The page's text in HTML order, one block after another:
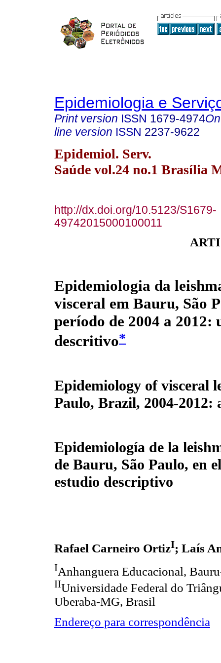
Epidemiologia e
Print version ISSN 1679-4974
line version ISSN 2237-9622
Epidemiol. Serv.
Saúde vol.24 no.1 Brasília
http://dx.doi.org/10.5123/S1679-
49742015000100011
Epidemiologia da
visceral em Bauru, São
período de 2004 a 2012:
descritivo*
Epidemiology of visceral
Paulo, Brazil, 2004-2012:
Epidemiología de la
de Bauru, São Paulo, en
estudio descriptivo
Rafael Carneiro OrtizI; Laís
IAnhanguera Educacional,
IIUniversidade Federal do
Uberaba-MG, Brasil
Endereço para correspondência